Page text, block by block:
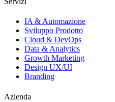
IA & Automazione
Sviluppo Prodotto
Cloud & DevOps
Data & Analytics
Growth Marketing
Design UX/UI
Branding
Azienda